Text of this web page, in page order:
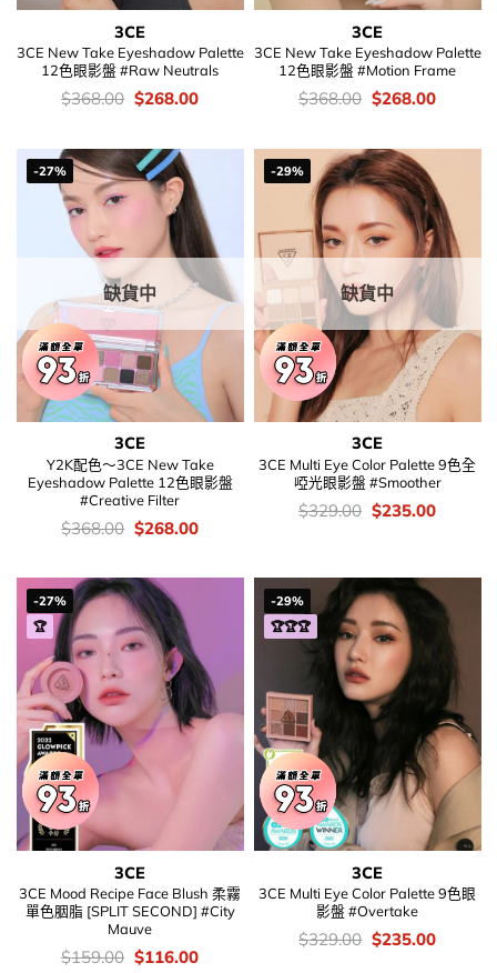
3CE
3CE New Take Eyeshadow Palette
12色眼影盤 #Raw Neutrals
價
$368.00 Original
$368.00.
$268.00Current
$268.00.
3CE
3CE New Take Eyeshadow Palette
12色眼影盤 #Motion Frame
價
$368.00 Original
$368.00.
$268.00Current
-27%
缺貨中
3CE
Y2K配色～3CE New Take
Eyeshadow Palette 12色眼影盤
#Creative Filter
價
錢：
$368.00 Original
price
$368.00.
$268.00Current
$268.00.
-29%
缺貨中
3CE
3CE Multi Eye Color Palette 9色全
啞光眼影盤 #Smoother
價
錢：
$329.00 Original
price
$235.00Current
-27%
🏆
3CE
3CE Mood Recipe Face Blush 柔霧
單色胭脂 [SPLIT SECOND] #City
Mauve
價
$159.00 Original
$116.00Current
-29%
🏆🏆🏆
3CE
3CE Multi Eye Color Palette 9色眼
影盤 #Overtake
價
$329.00 Original
$235.00Current